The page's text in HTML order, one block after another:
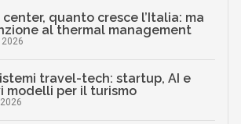
quanto cresce l’Italia: ma
al thermal management
travel-tech: startup, AI e
modelli per il turismo